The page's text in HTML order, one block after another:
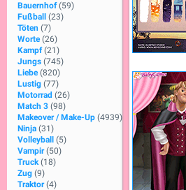
Bauernhof (59)
Fußball
(23)
Töten (7)
Worte (26)
Kampf (21)
Jungs (745)
Liebe (820)
Lustig (77)
Motorrad (26)
Match 3 (98)
Makeover / Make-Up (4939)
Ninja (31)
Volleyball
(5)
Vampir (50)
Truck (18)
Zug (9)
Traktor (4)